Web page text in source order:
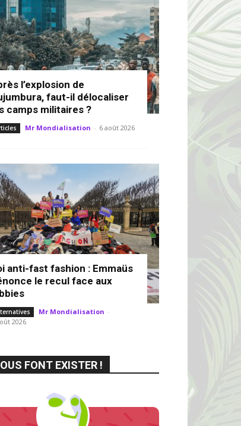
l’explosion de
faut-il délocaliser
camps militaires ?
Mr Mondialisation - 6 août 2026
anti-fast fashion : Emmaüs
le recul face aux
Mr Mondialisation -
2026
FONT EXISTER !